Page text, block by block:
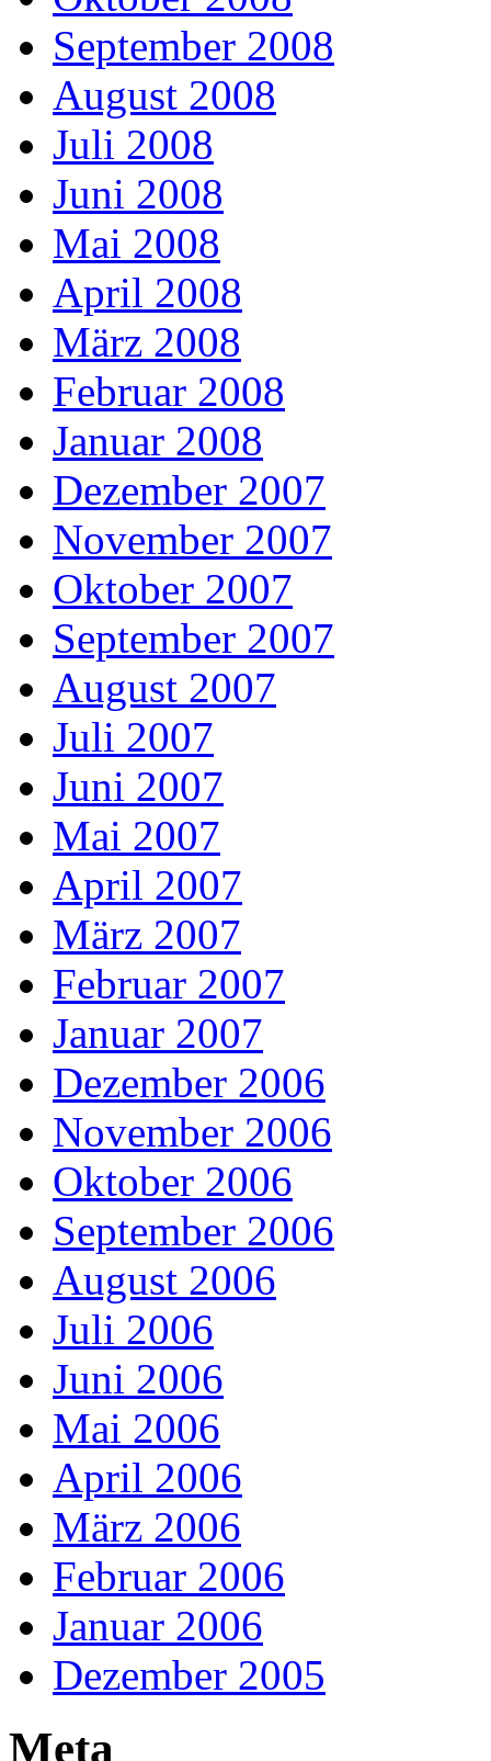
September 2008
August 2008
Juli 2008
Juni 2008
Mai 2008
April 2008
März 2008
Februar 2008
Januar 2008
Dezember 2007
November 2007
Oktober 2007
September 2007
August 2007
Juli 2007
Juni 2007
Mai 2007
April 2007
März 2007
Februar 2007
Januar 2007
Dezember 2006
November 2006
Oktober 2006
September 2006
August 2006
Juli 2006
Juni 2006
Mai 2006
April 2006
März 2006
Februar 2006
Januar 2006
Dezember 2005
Meta